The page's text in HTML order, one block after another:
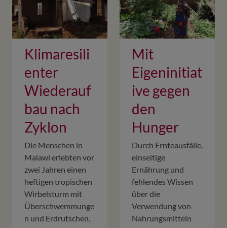
Klimaresili
enter
Wiederauf
bau nach
Zyklon
Die Menschen in
Malawi erlebten vor
zwei Jahren einen
heftigen tropischen
Wirbelsturm mit
Überschwemmunge
n und Erdrutschen.
Mit
Eigeninitiat
ive gegen
den
Hunger
Durch Ernteausfälle,
einseitige
Ernährung und
fehlendes Wissen
über die
Verwendung von
Nahrungsmitteln